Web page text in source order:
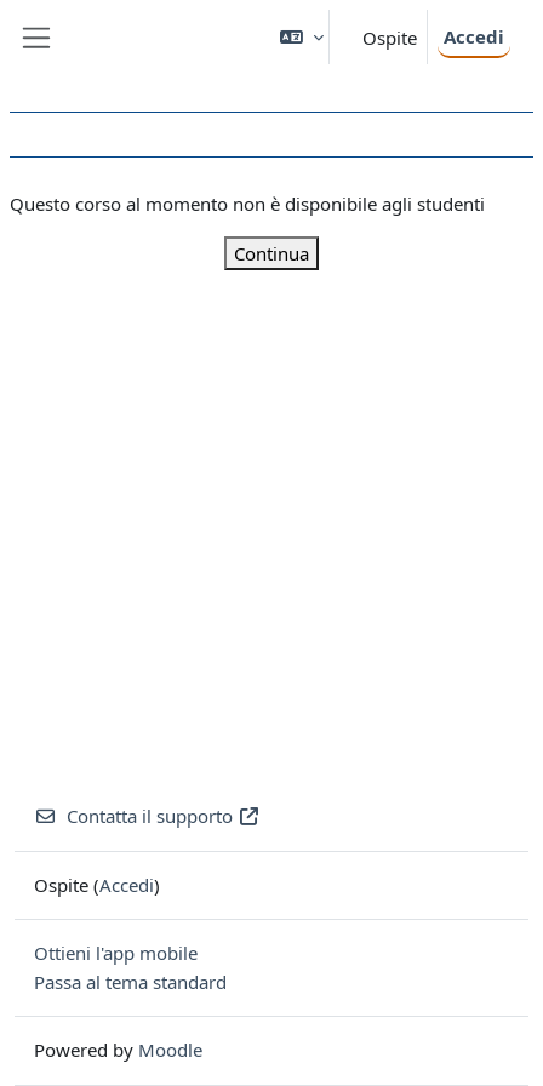
Ospite Accedi
Questo corso al momento non è disponibile agli studenti
Continua
Contatta il supporto
Ospite (Accedi)
Ottieni l'app mobile
Passa al tema standard
Powered by Moodle